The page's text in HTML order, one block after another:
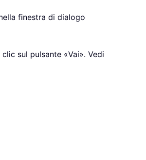
finestra di dialogo
sul pulsante «Vai». Vedi